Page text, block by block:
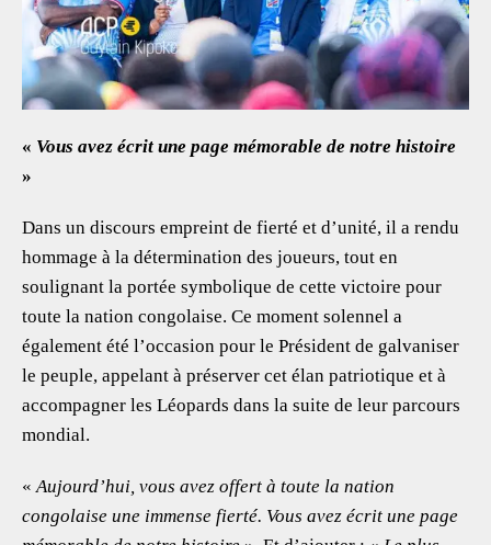
« Vous avez écrit une page mémorable de notre histoire
»
Dans un discours empreint de fierté et d’unité, il a rendu
hommage à la détermination des joueurs, tout en
soulignant la portée symbolique de cette victoire pour
toute la nation congolaise. Ce moment solennel a
également été l’occasion pour le Président de galvaniser
le peuple, appelant à préserver cet élan patriotique et à
accompagner les Léopards dans la suite de leur parcours
mondial.
« Aujourd’hui, vous avez offert à toute la nation
congolaise une immense fierté. Vous avez écrit une page